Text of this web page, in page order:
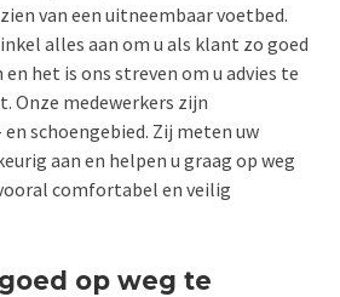
van een uitneembaar voetbed.
alles aan om u als klant zo goed
het is ons streven om u advies te
Onze medewerkers zijn
schoengebied. Zij meten uw
aan en helpen u graag op weg
comfortabel en veilig
op weg te